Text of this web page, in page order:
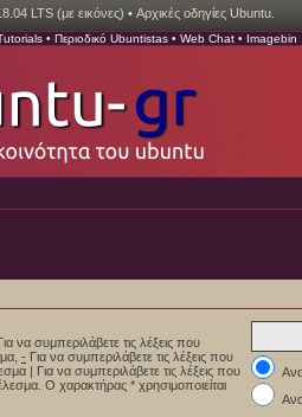
LTS (με εικόνες) • Αρχικές οδηγίες Ubuntu.
• Περιοδικό Ubuntistas • Web Chat • Imagebin
να συμπεριλάβετε τις λέξεις που
- Για να συμπεριλάβετε τις λέξεις που
| Για να συμπεριλάβετε τις λέξεις που
Ο χαρακτήρας * χρησιμοποιείται